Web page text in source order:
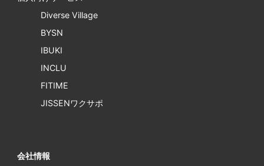
Diverse Village
BYSN
IBUKI
INCLU
FITIME
JISSENワクサポ
会社情報